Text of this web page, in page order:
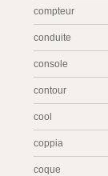
compteur
conduite
console
contour
cool
coppia
coque